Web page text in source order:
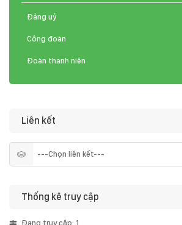
Đảng uỷ
Công đoàn
Đoàn thanh niên
Liên kết
Thống kê truy cập
Đang truy cập: 1